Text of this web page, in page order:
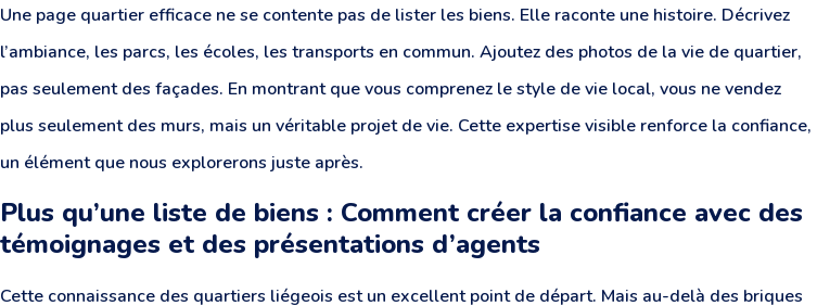
Une page quartier efficace ne se contente pas de lister les biens. Elle raconte une histoire. Décrivez
l’ambiance, les parcs, les écoles, les transports en commun. Ajoutez des photos de la vie de quartier,
pas seulement des façades. En montrant que vous comprenez le style de vie local, vous ne vendez
plus seulement des murs, mais un véritable projet de vie. Cette expertise visible renforce la confiance,
un élément que nous explorerons juste après.
Plus qu’une liste de biens : Comment créer la confiance avec des
témoignages et des présentations d’agents
Cette connaissance des quartiers liégeois est un excellent point de départ. Mais au-delà des briques